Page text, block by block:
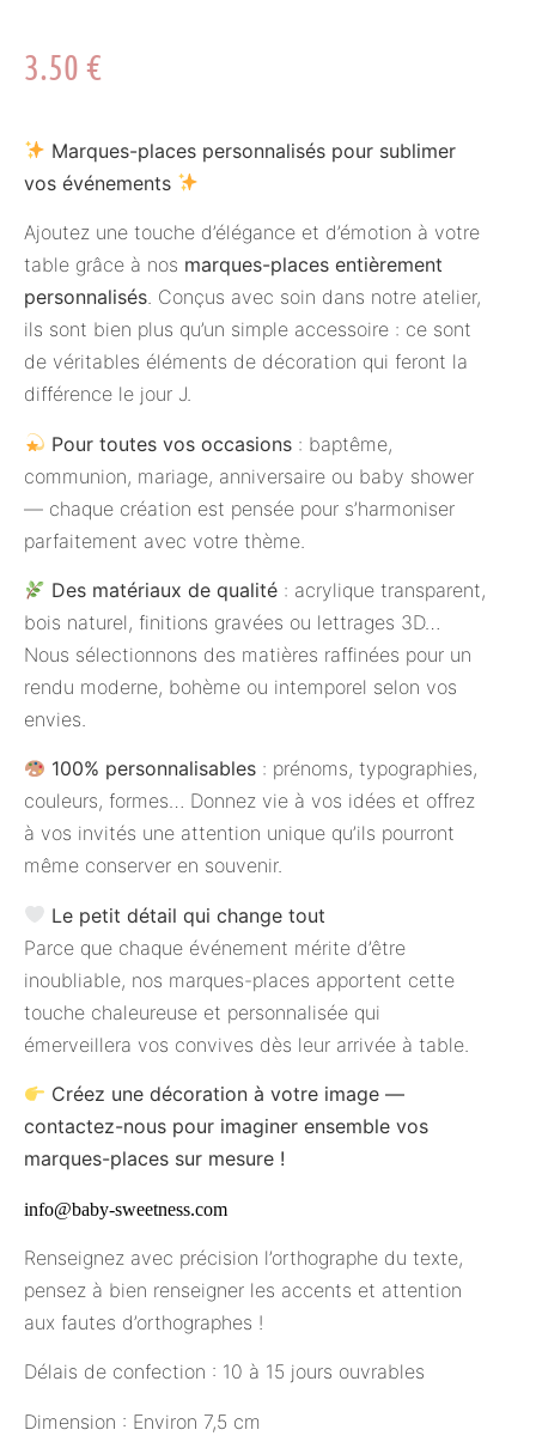
3.50 €
Marques-places personnalisés pour sublimer
vos événements
Ajoutez une touche d’élégance et d’émotion à votre
table grâce à nos marques-places entièrement
personnalisés. Conçus avec soin dans notre atelier,
ils sont bien plus qu’un simple accessoire : ce sont
de véritables éléments de décoration qui feront la
différence le jour J.
Pour toutes vos occasions : baptême,
communion, mariage, anniversaire ou baby shower
— chaque création est pensée pour s’harmoniser
parfaitement avec votre thème.
Des matériaux de qualité : acrylique transparent,
bois naturel, finitions gravées ou lettrages 3D…
Nous sélectionnons des matières raffinées pour un
rendu moderne, bohème ou intemporel selon vos
envies.
100% personnalisables : prénoms, typographies,
couleurs, formes… Donnez vie à vos idées et offrez
à vos invités une attention unique qu’ils pourront
même conserver en souvenir.
Le petit détail qui change tout
Parce que chaque événement mérite d’être
inoubliable, nos marques-places apportent cette
touche chaleureuse et personnalisée qui
émerveillera vos convives dès leur arrivée à table.
Créez une décoration à votre image —
contactez-nous pour imaginer ensemble vos
marques-places sur mesure !
info@baby-sweetness.com
Renseignez avec précision l’orthographe du texte,
pensez à bien renseigner les accents et attention
aux fautes d’orthographes !
Délais de confection : 10 à 15 jours ouvrables
Dimension : Environ 7,5 cm